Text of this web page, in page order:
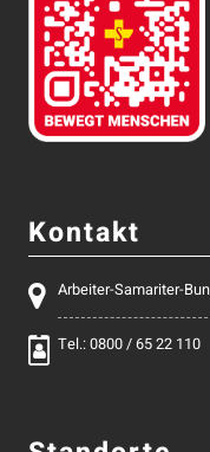
Kontakt
Arbeiter-Samariter-
Tel.: 0800 / 65 22 110